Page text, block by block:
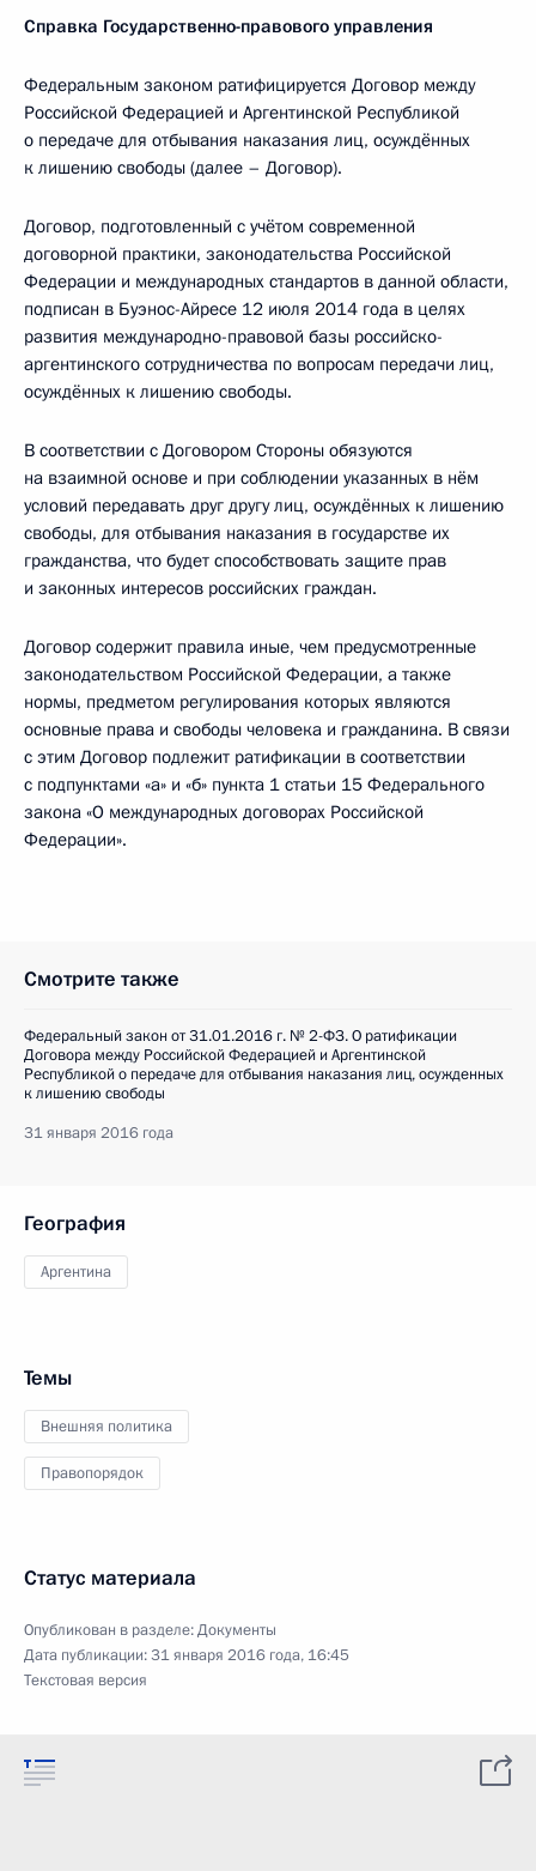
Справка Государственно-правового управления
Федеральным законом ратифицируется Договор между
Российской Федерацией и Аргентинской Республикой
о передаче для отбывания наказания лиц, осуждённых
к лишению свободы (далее – Договор).
Договор, подготовленный с учётом современной
договорной практики, законодательства Российской
Федерации и международных стандартов в данной области,
подписан в Буэнос-Айресе 12 июля 2014 года в целях
развития международно-правовой базы российско-
аргентинского сотрудничества по вопросам передачи лиц,
осуждённых к лишению свободы.
В соответствии с Договором Стороны обязуются
на взаимной основе и при соблюдении указанных в нём
условий передавать друг другу лиц, осуждённых к лишению
свободы, для отбывания наказания в государстве их
гражданства, что будет способствовать защите прав
и законных интересов российских граждан.
Договор содержит правила иные, чем предусмотренные
законодательством Российской Федерации, а также
нормы, предметом регулирования которых являются
основные права и свободы человека и гражданина. В связи
с этим Договор подлежит ратификации в соответствии
с подпунктами «а» и «б» пункта 1 статьи 15 Федерального
закона «О международных договорах Российской
Федерации».
Смотрите также
Федеральный закон от 31.01.2016 г. № 2-ФЗ. О ратификации
Договора между Российской Федерацией и Аргентинской
Республикой о передаче для отбывания наказания лиц, осужденных
к лишению свободы
31 января 2016 года
География
Аргентина
Темы
Внешняя политика
Правопорядок
Статус материала
Опубликован в разделе:Документы
Дата публикации:31 января 2016 года, 16:45
Текстовая версия